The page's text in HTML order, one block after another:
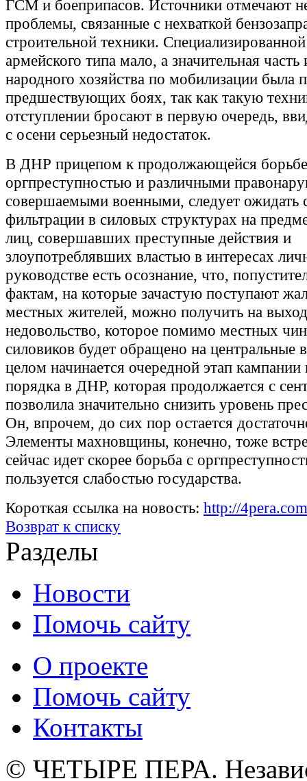
ГСМ и боеприпасов. Источники отмечают
проблемы, связанные с нехваткой
строительной техники.
армейского типа мало, а значительная часть
народного хозяйства по мобилизации была
предшествующих боях, так как такую
отступлении бросают в первую очередь,
с осени серьезный недостаток.
В ДНР прицепом к продолжающейся
оргпреступностью и различными
совершаемыми военными, следует ожидать
фильтрации в силовых структурах на
лиц, совершавших преступные действия и
злоупотреблявших властью в интересах
руководстве есть осознание, что,
фактам, на которые зачастую поступают
местных жителей, можно получить на
недовольство, которое помимо местных
силовиков будет обращено на центральные
целом начинается очередной этап
порядка в ДНР, которая продолжается с
позволила значительно снизить уровень
Он, впрочем, до сих пор остается
Элементы махновщины, конечно, тоже
сейчас идет скорее борьба с
пользуется слабостью государства.
Короткая ссылка на новость: http://
Возврат к списку
Разделы
Новости
Помочь сайту
О проекте
Помочь сайту
Контакты
© ЧЕТЫРЕ ПЕРА.